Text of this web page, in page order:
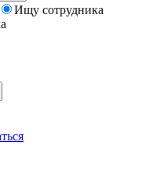
Ищу сотрудника